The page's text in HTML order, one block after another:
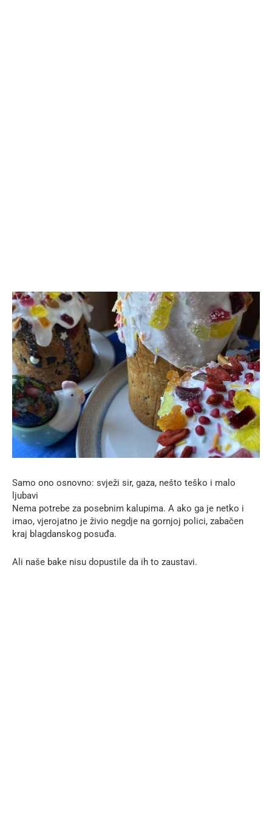
Samo ono osnovno: svježi sir, gaza, nešto teško i malo
ljubavi
Nema potrebe za posebnim kalupima. A ako ga je netko i
imao, vjerojatno je živio negdje na gornjoj polici, zabačen
kraj blagdanskog posuđa.
Ali naše bake nisu dopustile da ih to zaustavi.